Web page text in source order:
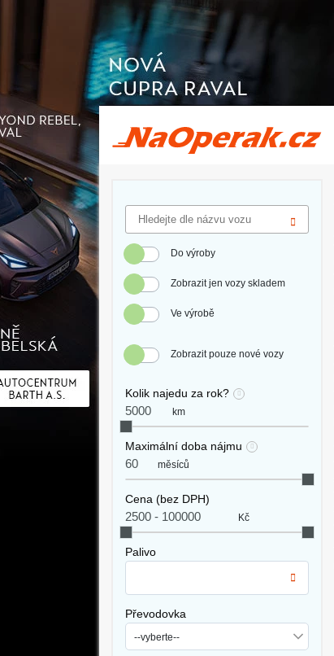
Operativní leasing Volkswagen Caddy
Do výroby
Zobrazit jen vozy skladem
Ve výrobě
Zobrazit pouze nové vozy
Kolik najedu za rok?
km
Maximální doba nájmu
měsíců
Cena (bez DPH)
Kč
Palivo
Převodovka